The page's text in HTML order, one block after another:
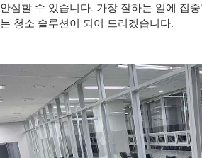
안심할 수 있습니다. 가장 잘하는 일에 집
는 청소 솔루션이 되어 드리겠습니다.